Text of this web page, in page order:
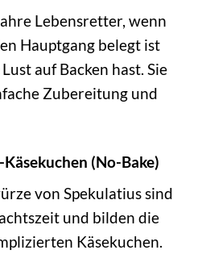
Lebensretter, wenn
Hauptgang belegt ist
auf Backen hast. Sie
Zubereitung und
(No-Bake)
von Spekulatius sind
und bilden die
Käsekuchen.